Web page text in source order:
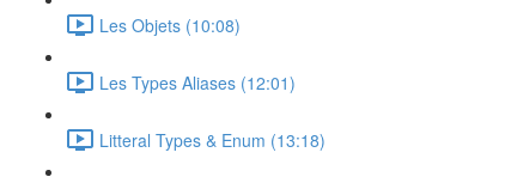
Les Objets (10:08)
Les Types Aliases (12:01)
Litteral Types & Enum (13:18)